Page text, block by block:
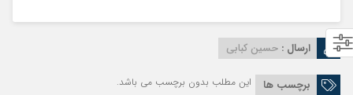
ارسال : حسین کبابی
برچسب ها این مطلب بدون برچسب می باشد.